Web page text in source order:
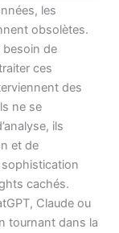
les
obsolètes.
besoin de
ces
des
ne se
ils
et de
cachés.
Claude ou
tournant dans la